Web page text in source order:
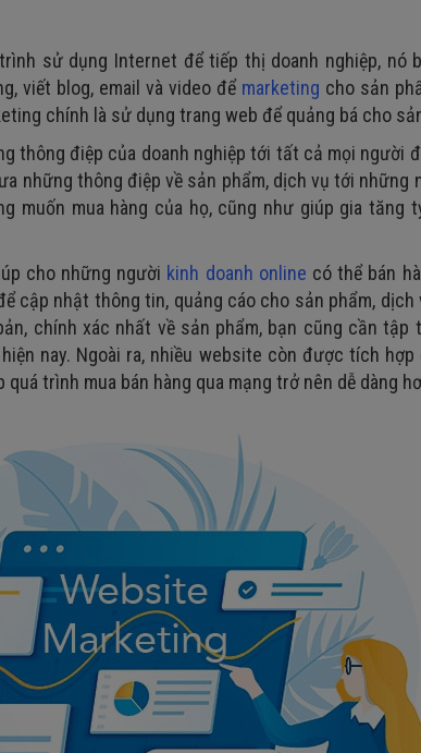
bạn là gì?
hàng tiềm năng
sử dụng Internet để tiếp thị doanh nghiệp, nó
viết blog, email và video để marketing cho sản
chính là sử dụng trang web để quảng bá cho
thông điệp của doanh nghiệp tới tất cả mọi người
những thông điệp về sản phẩm, dịch vụ tới những
muốn mua hàng của họ, cũng như giúp gia tăng
cho những người kinh doanh online có thể bán
cập nhật thông tin, quảng cáo cho sản phẩm, dịch
chính xác nhất về sản phẩm, bạn cũng cần tập
nay. Ngoài ra, nhiều website còn được tích
trình mua bán hàng qua mạng trở nên dễ dàng